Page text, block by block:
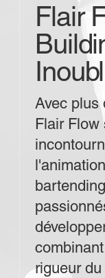
Flair
Avec plus
Flair
rigueur